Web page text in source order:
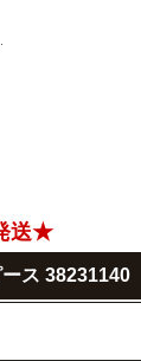
送★
ス 38231140